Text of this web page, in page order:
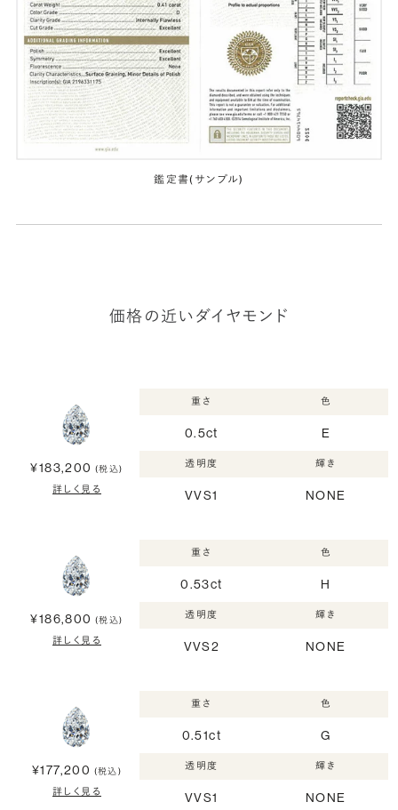
鑑定書(サンプル)
価格の近いダイヤモンド
¥183,200 (税込)
詳しく見る
重さ
0.5ct
色
E
透明度
VVS1
輝き
NONE
¥186,800 (税込)
詳しく見る
重さ
0.53ct
色
H
透明度
VVS2
輝き
NONE
¥177,200 (税込)
詳しく見る
重さ
0.51ct
色
G
透明度
VVS1
輝き
NONE